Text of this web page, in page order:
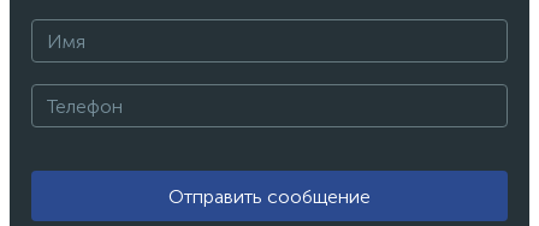
Отправить сообщение